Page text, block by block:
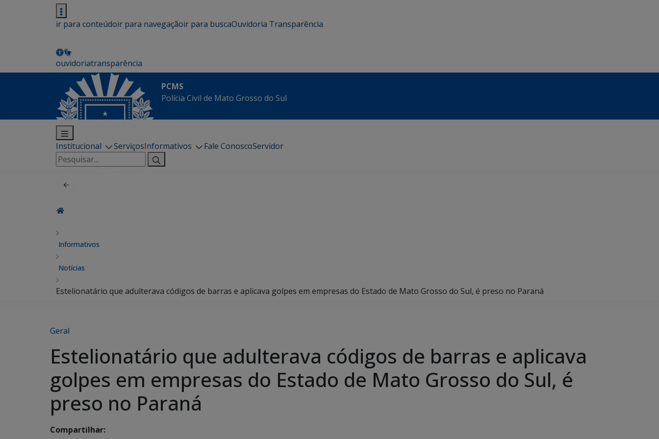
ir para conteúdoir para navegaçãoir para buscaOuvidoria Transparência
ouvidoriatransparência
PCMS
Polícia Civil de Mato Grosso do Sul
Institucional ServiçosInformativos Fale ConoscoServidor
Pesquisar
por:
Informativos
Notícias
Estelionatário que adulterava códigos de barras e aplicava golpes em empresas do Estado de Mato Grosso do Sul, é preso no Paraná
Geral
Estelionatário que adulterava códigos de barras e aplicava
golpes em empresas do Estado de Mato Grosso do Sul, é
preso no Paraná
Compartilhar: